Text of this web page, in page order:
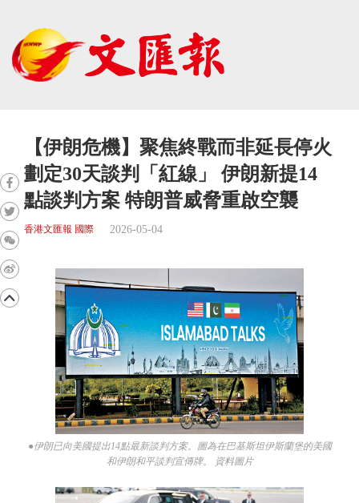
【伊朗危機】聚焦終戰而非延長停火
劃定30天談判「紅線」 伊朗新提14
點談判方案 特朗普威脅重啟空襲
香港文匯報 國際 2026-05-04
●伊朗已向美國提出14點最新談判方案。圖為在巴基斯坦伊斯蘭堡的美國
和伊朗和平談判宣傳牌。 資料圖片